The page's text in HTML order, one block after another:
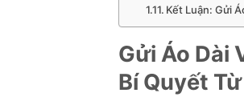
Kết Luận: Gửi
Gửi Áo Dài
Bí Quyết